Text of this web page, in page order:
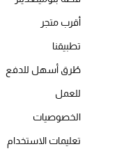
أقرب متجر
تطبيقنا
طُرق أسهل للدفع
للعمل
الخصوصيات
تعليمات الاستخدام